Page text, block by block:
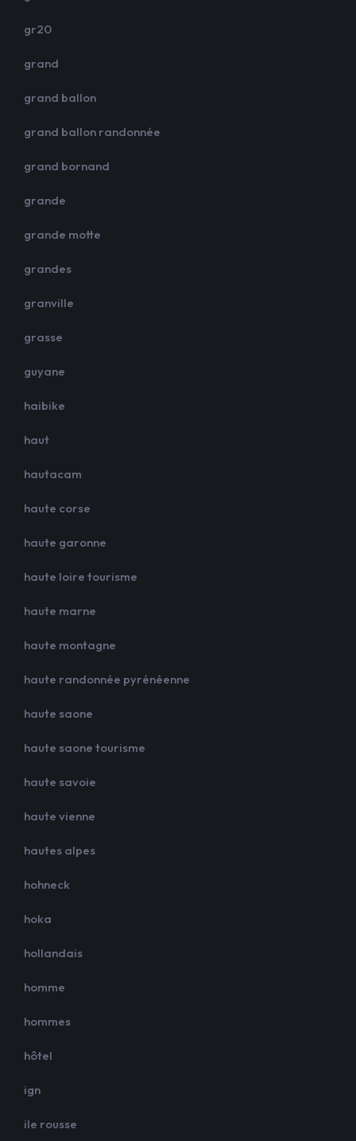
gr20
grand
grand ballon
grand ballon randonnée
grand bornand
grande
grande motte
grandes
granville
grasse
guyane
haibike
haut
hautacam
haute corse
haute garonne
haute loire tourisme
haute marne
haute montagne
haute randonnée pyrénéenne
haute saone
haute saone tourisme
haute savoie
haute vienne
hautes alpes
hohneck
hoka
hollandais
homme
hommes
hôtel
ign
ile rousse